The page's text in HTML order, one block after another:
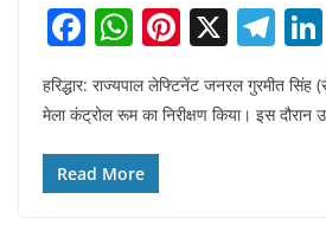
F
c
e
b
W
h
at
s
A
Pi
nt
er
X T
el
e
हरिद्धार: राज्यपाल लेफ्टिनेंट जनरल गुरमीत सिंह
मेला कंट्रोल रूम का निरीक्षण किया। इस दौरान
Read More